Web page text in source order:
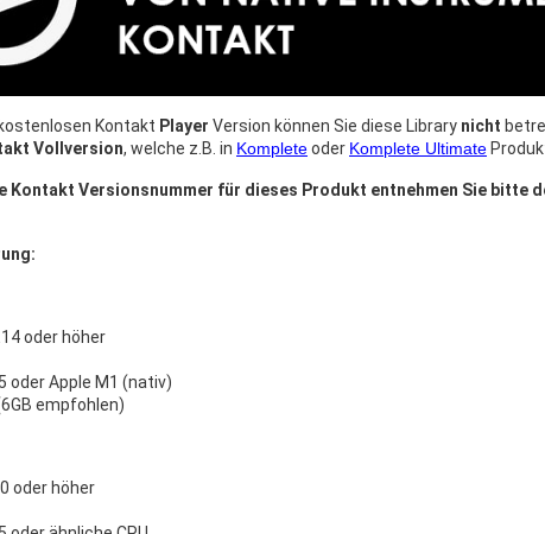
Kontakt Player Version können Sie diese Library nicht
Vollversion, welche z.B. in Kompleteoder Komplete Ultimate
Kontakt Versionsnummer für dieses Produkt entnehmen Sie bitte
oder höher
oder Apple M1 (nativ)
empfohlen)
oder höher